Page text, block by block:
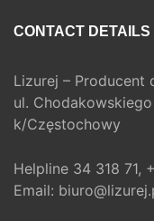
CONTACT DETAILS
Lizurej – Producent
ul.
k/Częstochowy
Helpline 34 318 71,
Email: